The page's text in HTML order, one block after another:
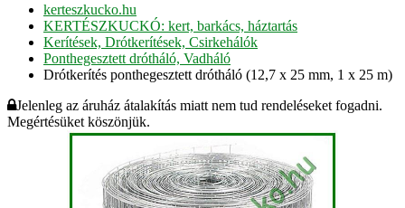
kerteszkucko.hu
KERTÉSZKUCKÓ: kert, barkács, háztartás
Kerítések, Drótkerítések, Csirkehálók
Ponthegesztett drótháló, Vadháló
Drótkerítés ponthegesztett drótháló (12,7 x 25 mm, 1 x 25 m)
Jelenleg az áruház átalakítás miatt nem tud rendeléseket fogadni.
Megértésüket köszönjük.